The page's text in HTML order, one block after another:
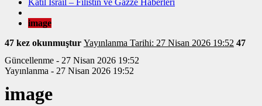
Katil İsrail – Filistin ve Gazze Haberleri
image
47 kez okunmuştur
Yayınlanma Tarihi: 27 Nisan 2026 19:52 47
Güncellenme - 27 Nisan 2026 19:52
Yayınlanma - 27 Nisan 2026 19:52
image